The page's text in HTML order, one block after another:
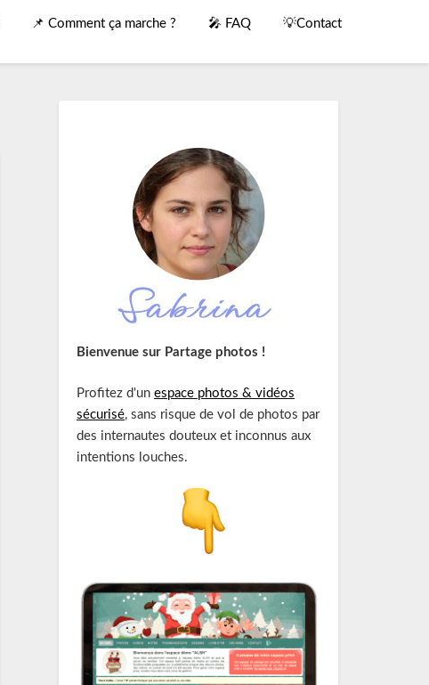
📌 Comment ça marche ? 🎤 FAQ 💡Contact
Bienvenue sur Partage photos !
Profitez d'un espace photos & vidéos
sécurisé, sans risque de vol de photos par
des internautes douteux et inconnus aux
intentions louches.